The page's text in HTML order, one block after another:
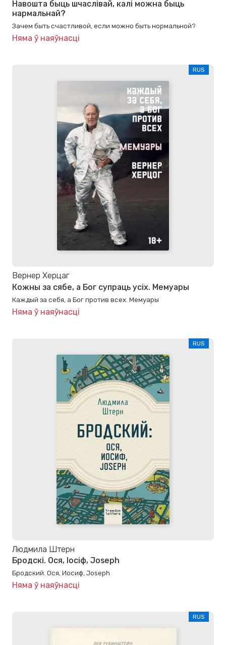
Навошта быць шчаслівай, калі можна быць
нармальнай?
Зачем быть счастливой, если можно быть нормальной?
Няма ў наяўнасці
RUS
Вернер Херцаг
Кожны за сябе, а Бог супраць усіх. Мемуары
Каждый за себя, а Бог против всех. Мемуары
Няма ў наяўнасці
RUS
Людмила Штерн
Бродскі. Ося, Іосіф, Joseph
Бродский. Ося, Иосиф, Joseph
Няма ў наяўнасці
RUS